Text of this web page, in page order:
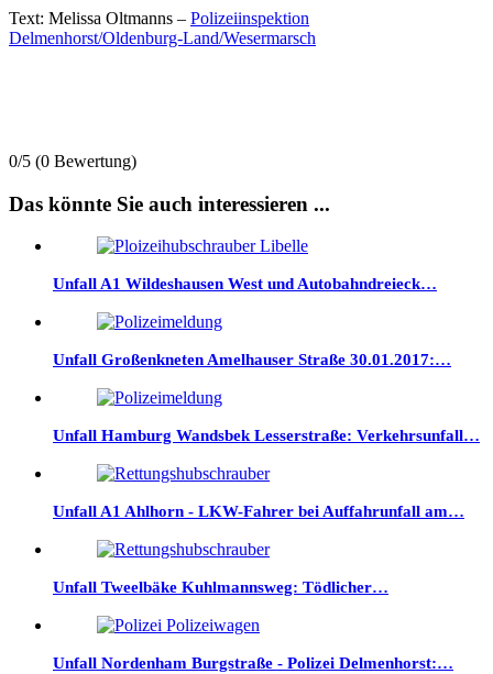
Text: Melissa Oltmanns – Polizeiinspektion
Delmenhorst/Oldenburg-Land/Wesermarsch
0/5 (0 Bewertung)
Das könnte Sie auch interessieren ...
Unfall A1 Wildeshausen West und Autobahndreieck…
Unfall Großenkneten Amelhauser Straße 30.01.2017:…
Unfall Hamburg Wandsbek Lesserstraße: Verkehrsunfall…
Unfall A1 Ahlhorn - LKW-Fahrer bei Auffahrunfall am…
Unfall Tweelbäke Kuhlmannsweg: Tödlicher…
Unfall Nordenham Burgstraße - Polizei Delmenhorst:…